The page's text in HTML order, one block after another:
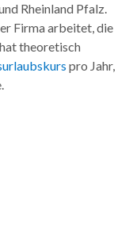
Rheinland Pfalz.
Firma arbeitet, die
theoretisch
pro Jahr,